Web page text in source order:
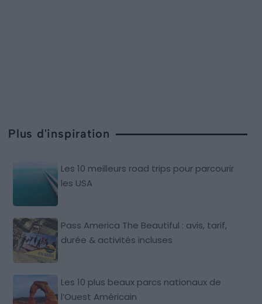
Plus d'inspiration
Les 10 meilleurs road trips pour parcourir
les USA
Pass America The Beautiful : avis, tarif,
durée & activités incluses
Les 10 plus beaux parcs nationaux de
l’Ouest Américain